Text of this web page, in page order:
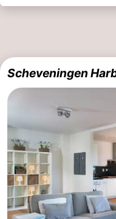
Scheveningen